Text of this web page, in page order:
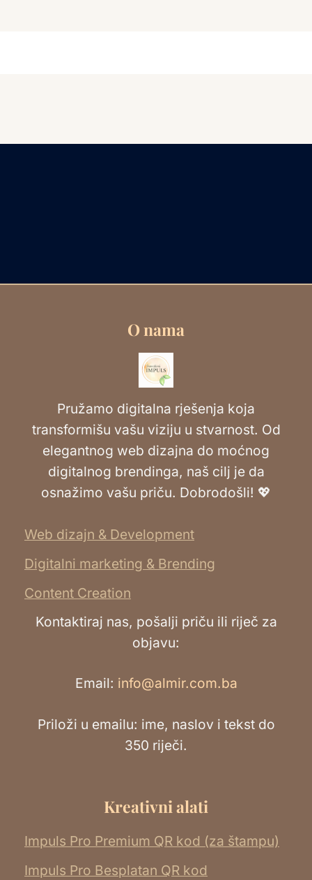
O nama
Pružamo digitalna rješenja koja
transformišu vašu viziju u stvarnost. Od
elegantnog web dizajna do moćnog
digitalnog brendinga, naš cilj je da
osnažimo vašu priču. Dobrodošli! 💖
Web dizajn & Development
Digitalni marketing & Brending
Content Creation
Kontaktiraj nas, pošalji priču ili riječ za
objavu:
Email: info@almir.com.ba
Priloži u emailu: ime, naslov i tekst do
350 riječi.
Kreativni alati
Impuls Pro Premium QR kod (za štampu)
Impuls Pro Besplatan QR kod